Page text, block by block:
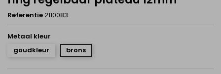
Referentie2110083
Metaal kleur
goudkleur
brons